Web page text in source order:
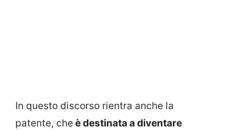
In questo discorso rientra anche la
patente, che è destinata a diventare